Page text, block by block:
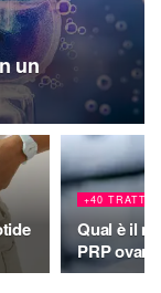
un
+40
Qual è il
PRP